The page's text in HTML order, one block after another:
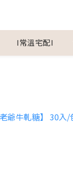
I常溫宅配I